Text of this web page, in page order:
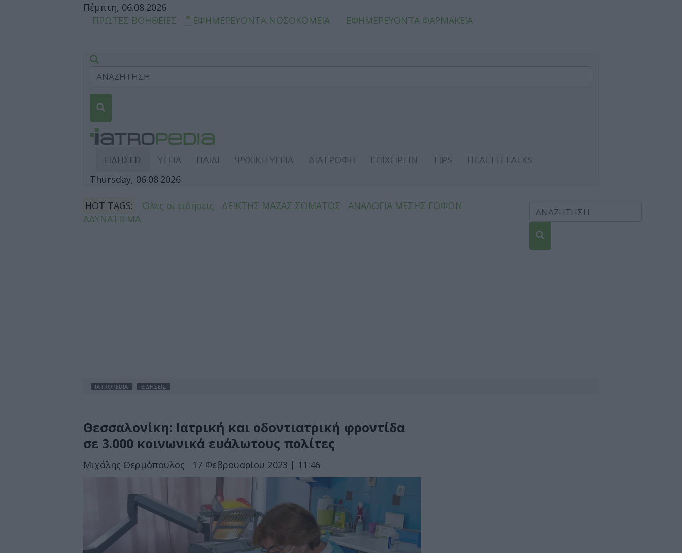
Πέμπτη, 06.08.2026
ΠΡΩΤΕΣ ΒΟΗΘΕΙΕΣ
ΕΦΗΜΕΡΕΥΟΝΤΑ ΝΟΣΟΚΟΜΕΙΑ ΕΦΗΜΕΡΕΥΟΝΤΑ ΦΑΡΜΑΚΕΙΑ
ΕΙΔΗΣΕΙΣ ΥΓΕΙΑ ΠΑΙΔΙ ΨΥΧΙΚΗ ΥΓΕΙΑ ΔΙΑΤΡΟΦΗ ΕΠΙΧΕΙΡΕΙΝ TIPS
HEALTH TALKS
Thursday, 06.08.2026
HOT TAGS: Όλες οι ειδήσεις ΔΕΙΚΤΗΣ ΜΑΖΑΣ ΣΩΜΑΤΟΣ
ΑΝΑΛΟΓΙΑ ΜΕΣΗΣ ΓΟΦΩΝ
ΑΔΥΝΑΤΙΣΜΑ
IATROPEDIA ΕΙΔΗΣΕΙΣ
Θεσσαλονίκη: Ιατρική και οδοντιατρική φροντίδα
σε 3.000 κοινωνικά ευάλωτους πολίτες
Μιχάλης Θερμόπουλος 17 Φεβρουαρίου 2023 | 11:46